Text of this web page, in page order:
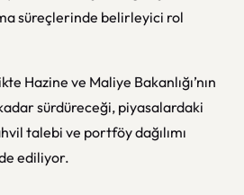
süreçlerinde belirleyici rol
Hazine ve Maliye Bakanlığı’nın
sürdüreceği, piyasalardaki
talebi ve portföy dağılımı
ediliyor.